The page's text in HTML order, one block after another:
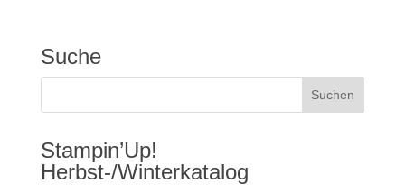
Suche
Stampin’Up!
Herbst-/Winterkatalog